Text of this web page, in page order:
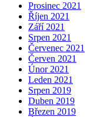
Prosinec 2021
Říjen 2021
Září 2021
Srpen 2021
Červenec 2021
Červen 2021
Únor 2021
Leden 2021
Srpen 2019
Duben 2019
Březen 2019